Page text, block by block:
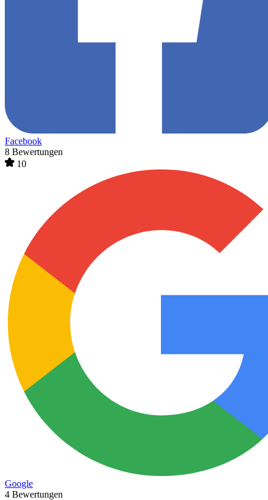
Facebook
8 Bewertungen
10
Google
4 Bewertungen